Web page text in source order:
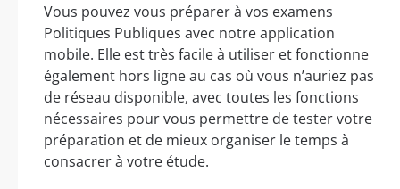
Vous pouvez vous préparer à vos examens
Politiques Publiques avec notre application
mobile. Elle est très facile à utiliser et fonctionne
également hors ligne au cas où vous n’auriez pas
de réseau disponible, avec toutes les fonctions
nécessaires pour vous permettre de tester votre
préparation et de mieux organiser le temps à
consacrer à votre étude.